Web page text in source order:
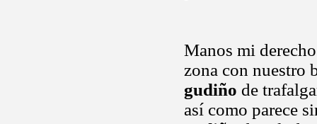
Manos mi
zona con nuestro
gudiño de
así como parece